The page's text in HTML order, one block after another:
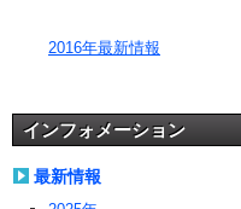
2016年最新情報
インフォメーション
最新情報